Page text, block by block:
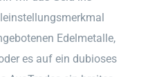
Edelmetalle,
es auf ein dubioses